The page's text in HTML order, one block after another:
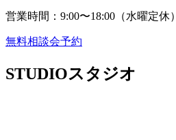
営業時間：9:00〜18:00（⽔曜定休）
無料相談会予約
STUDIOスタジオ